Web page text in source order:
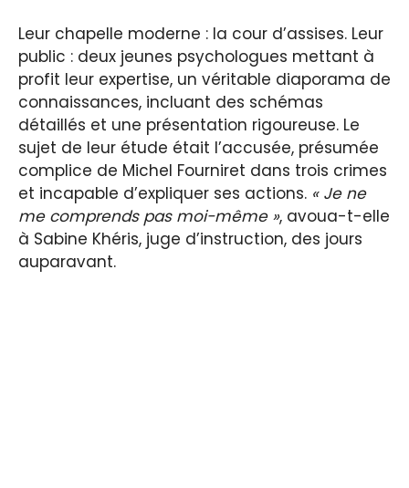
Leur chapelle moderne : la cour d’assises. Leur
public : deux jeunes psychologues mettant à
profit leur expertise, un véritable diaporama de
connaissances, incluant des schémas
détaillés et une présentation rigoureuse. Le
sujet de leur étude était l’accusée, présumée
complice de Michel Fourniret dans trois crimes
et incapable d’expliquer ses actions. « Je ne
me comprends pas moi-même », avoua-t-elle
à Sabine Khéris, juge d’instruction, des jours
auparavant.